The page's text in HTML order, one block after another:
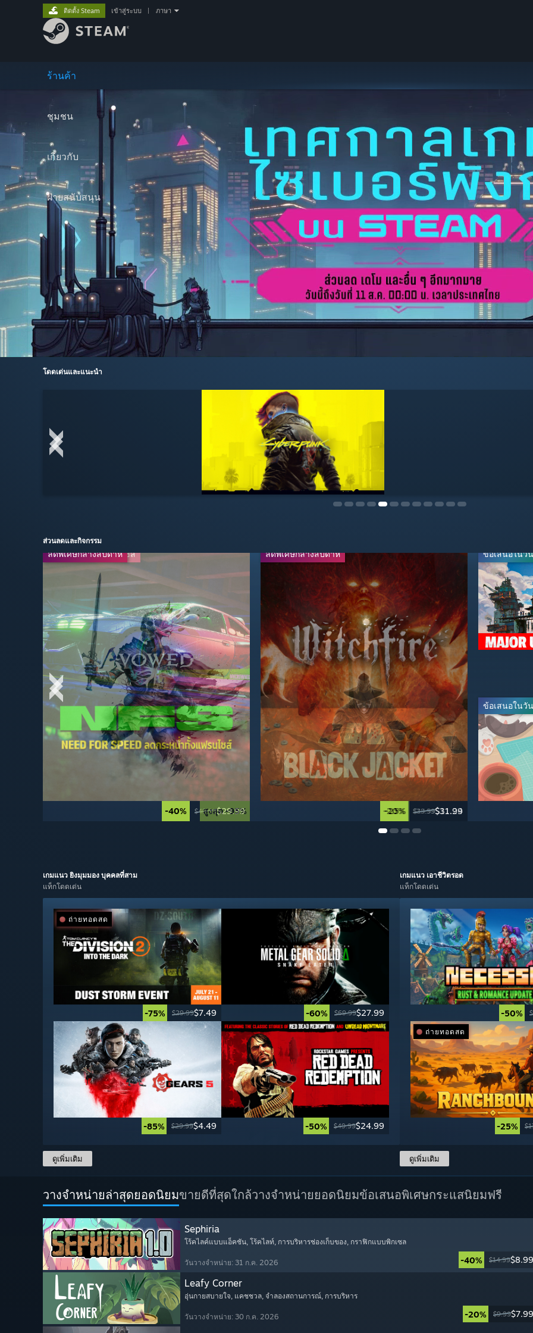
ร้านค้า
ชุมชน
เกี่ยวกับ
ฝ่ายสนับสนุน
ติดตั้ง Steam เข้าสู่ระบบ ภาษา
โดดเด่นและแนะนำ
ส่วนลดและกิจกรรม
ลดพิเศษกลางสัปดาห์
-40% $49.99$29.99
ลดพิเศษกลางสัปดาห์
-20% $39.99$31.99
ข้อเสนอในวั
ข้อเสนอในวั
ลดกระหน่ำทั้งแฟรนไชส์
สูงสุด -95%
ลดพิเศษกลางสัปดาห์
-25% $14.99$11.24
-20% $49.99$39.99
-67% $49.99 $16.49
-60% $59.99$23.99
-30% $59.99$41.99
-50% $59.99$29.99
-50% $7.99
-30% $19.99$13.99
-30% $39.99$27.99
เกมแนว ยิงมุมมอง บุคคลที่สาม
แท็กโดดเด่น
-75% $29.99$7.49
ถ่ายทอดสด
-60% $69.99$27.99
-85% $29.99$4.49 -50% $49.99$24.99
ดูเพิ่มเติม
เกมแนว เอาชีวิตรอด
แท็กโดดเด่น
-50%
-25%
ถ่ายทอดสด
ดูเพิ่มเติม
วางจำหน่ายล่าสุดยอดนิยมขายดีที่สุดใกล้วางจำหน่ายยอดนิยมข้อเสนอพิเศษกระแสนิยมฟรี
Sephiria
โร้คไลค์แบบแอ็คชัน, โร้คไลท์, การบริหารช่องเก็บของ, กราฟิกแบบพิกเซล
วันวางจำหน่าย: 31 ก.ค. 2026 -40% $14.99$8.99
Leafy Corner
อุ่นกายสบายใจ, แคชชวล, จำลองสถานการณ์, การบริหาร
วันวางจำหน่าย: 30 ก.ค. 2026 -20% $9.99$7.99